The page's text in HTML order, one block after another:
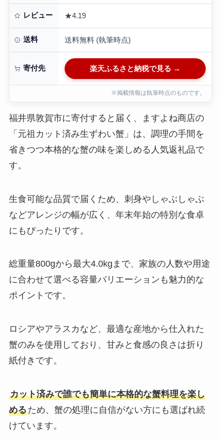
レビュー ★4.19
送料 送料無料 (執筆時点)
寄付先 楽天ふるさと納税で見る →
※掲載情報は執筆時点のものです。
福井県敦賀市に寄付すると届く、ますよね商店の
「元祖カット済み生ずわい蟹」は、調理の手間を
省きつつ本格的な蟹の味を楽しめる人気返礼品で
す。
生食可能な品質で届くため、刺身やしゃぶしゃぶ
などアレンジの幅が広く、年末年始の特別な食卓
にもぴったりです。
総重量800gから最大4.0kgまで、家族の人数や用途
に合わせて選べる容量バリエーションも魅力的な
ポイントです。
ロシアやアラスカなど、最適な産地から仕入れた
蟹のみを使用しており、甘みと食感の良さは折り
紙付きです。
カット済みで誰でも簡単に本格的な蟹料理を楽し
めるため、蟹の処理に自信がない方にも選ばれ続
けています。